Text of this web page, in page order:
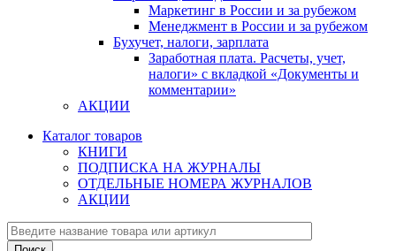
Маркетинг в России и за рубежом
Менеджмент в России и за рубежом
Бухучет, налоги, зарплата
Заработная плата. Расчеты, учет,
налоги» с вкладкой «Документы и
комментарии»
АКЦИИ
Каталог товаров
КНИГИ
ПОДПИСКА НА ЖУРНАЛЫ
ОТДЕЛЬНЫЕ НОМЕРА ЖУРНАЛОВ
АКЦИИ